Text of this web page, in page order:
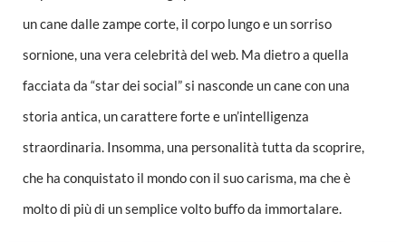
un cane dalle zampe corte, il corpo lungo e un sorriso
sornione, una vera celebrità del web. Ma dietro a quella
facciata da “star dei social” si nasconde un cane con una
storia antica, un carattere forte e un’intelligenza
straordinaria. Insomma, una personalità tutta da scoprire,
che ha conquistato il mondo con il suo carisma, ma che è
molto di più di un semplice volto buffo da immortalare.